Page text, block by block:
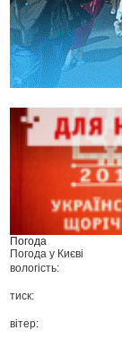
Погода
Погода у Києві
вологість:
тиск:
вітер: